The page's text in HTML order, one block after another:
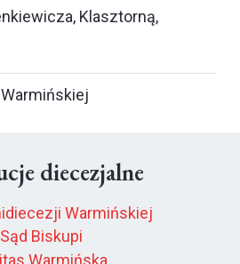
Klasztorną,
diecezjalne
Warmińskiej
Sąd Biskupi
Warmińska